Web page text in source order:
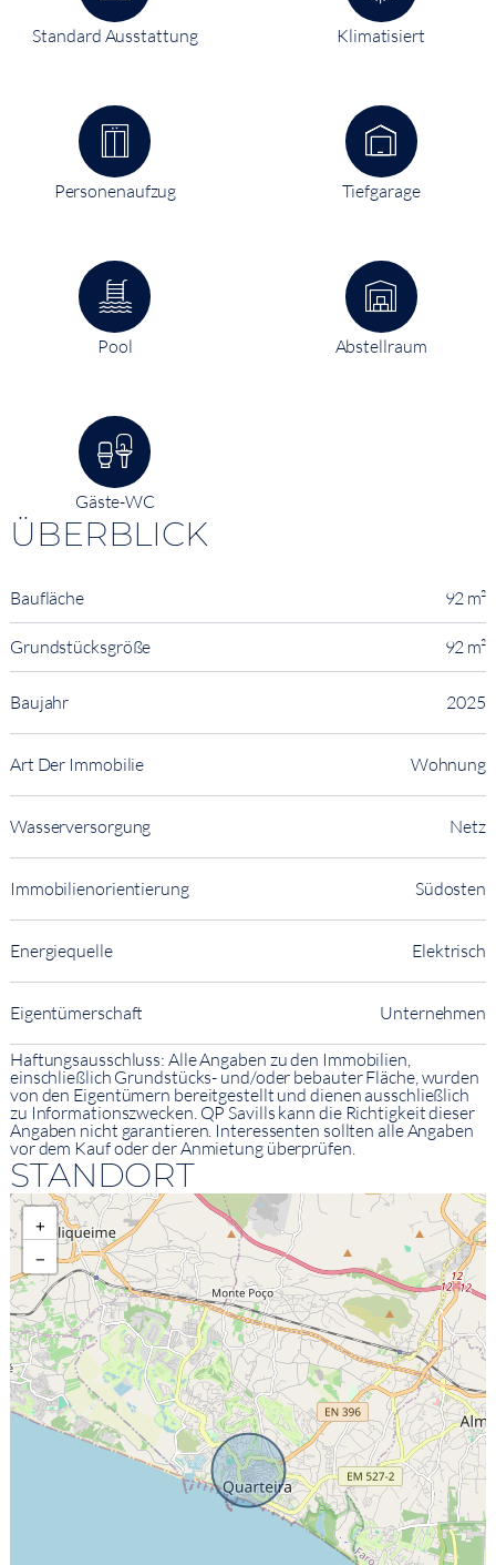
Standard Ausstattung Klimatisiert
Personenaufzug Tiefgarage
Pool Abstellraum
Gäste-WC
ÜBERBLICK
Baufläche 92 m²
Grundstücksgröße 92 m²
Baujahr 2025
Art Der Immobilie Wohnung
Wasserversorgung Netz
Immobilienorientierung Südosten
Energiequelle Elektrisch
Eigentümerschaft Unternehmen
Haftungsausschluss: Alle Angaben zu den Immobilien,
einschließlich Grundstücks- und/oder bebauter Fläche, wurden
von den Eigentümern bereitgestellt und dienen ausschließlich
zu Informationszwecken. QP Savills kann die Richtigkeit dieser
Angaben nicht garantieren. Interessenten sollten alle Angaben
vor dem Kauf oder der Anmietung überprüfen.
STANDORT
+
−